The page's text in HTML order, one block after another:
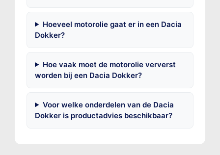
Hoeveel motorolie gaat er in een Dacia
Dokker?
Hoe vaak moet de motorolie ververst
worden bij een Dacia Dokker?
Voor welke onderdelen van de Dacia
Dokker is productadvies beschikbaar?